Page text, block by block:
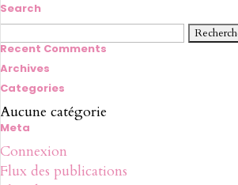
Search
Rechercher :
Recent Comments
Archives
Categories
Aucune catégorie
Meta
Connexion
Flux des publications